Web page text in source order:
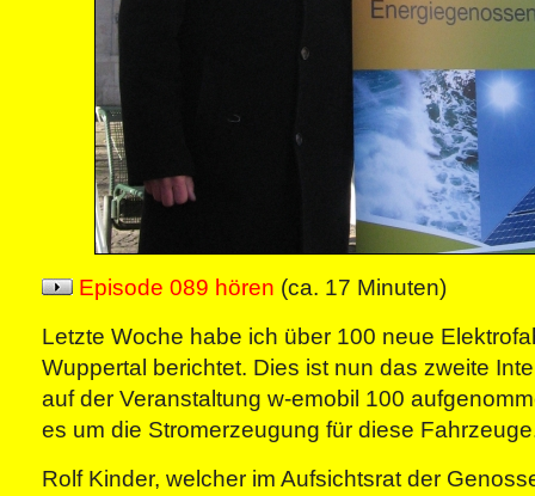
Episode 089 hören (ca. 17 Minuten)
Letzte Woche habe ich über 100 neue
Wuppertal berichtet. Dies ist nun das zweite
auf der Veranstaltung w-emobil 100
es um die Stromerzeugung für diese
Rolf Kinder, welcher im Aufsichtsrat der